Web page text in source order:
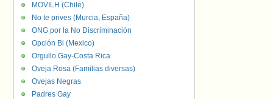
MOVILH (Chile)
No te prives (Murcia, España)
ONG por la No Discriminación
Opción Bi (Mexico)
Orgullo Gay-Costa Rica
Oveja Rosa (Familias diversas)
Ovejas Negras
Padres Gay